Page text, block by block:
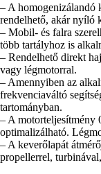
– A homogenizálandó
rendelhető, akár nyíló
– Mobil- és falra
több tartályhoz is
– Rendelhető direkt
vagy légmotorral.
– Amennyiben az
frekvenciaváltó
tartományban.
– A motorteljesítmény
optimalizálható.
– A keverőlapát
propellerrel,